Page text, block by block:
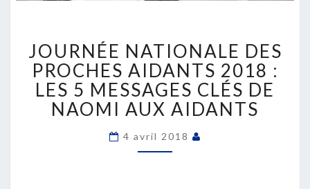
NATIONALE
DES
PROCHES
AIDANTS
2018
LES
5
JOURNÉE NATIONALE DES
PROCHES AIDANTS 2018 :
LES 5 MESSAGES CLÉS DE
NAOMI AUX AIDANTS
4 avril 2018